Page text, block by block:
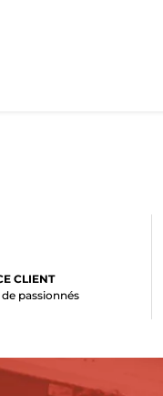
CLIENT
passionnés